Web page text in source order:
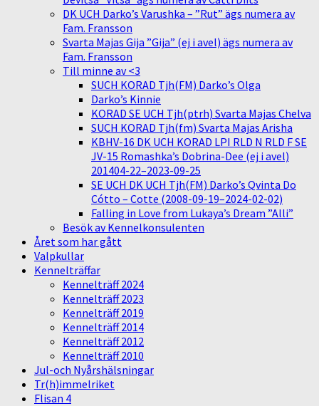
DK UCH Darko’s Varushka – ”Rut” ägs numera av
Fam. Fransson
Svarta Majas Gija ”Gija” (ej i avel) ägs numera av
Fam. Fransson
Till minne av <3
SUCH KORAD Tjh(FM) Darko’s Olga
Darko’s Kinnie
KORAD SE UCH Tjh(ptrh) Svarta Majas Chelva
SUCH KORAD Tjh(fm) Svarta Majas Arisha
KBHV-16 DK UCH KORAD LPI RLD N RLD F SE
JV-15 Romashka’s Dobrina-Dee (ej i avel)
201404-22–2023-09-25
SE UCH DK UCH Tjh(FM) Darko’s Qvinta Do
Cótto – Cotte (2008-09-19–2024-02-02)
Falling in Love from Lukaya’s Dream ”Alli”
Besök av Kennelkonsulenten
Året som har gått
Valpkullar
Kennelträffar
Kennelträff 2024
Kennelträff 2023
Kennelträff 2019
Kennelträff 2014
Kennelträff 2012
Kennelträff 2010
Jul-och Nyårshälsningar
Tr(h)immelriket
Flisan 4